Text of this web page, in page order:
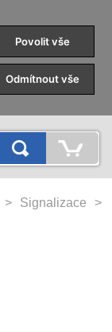
> Signalizace
>
Povolit vše
Odmítnout vše